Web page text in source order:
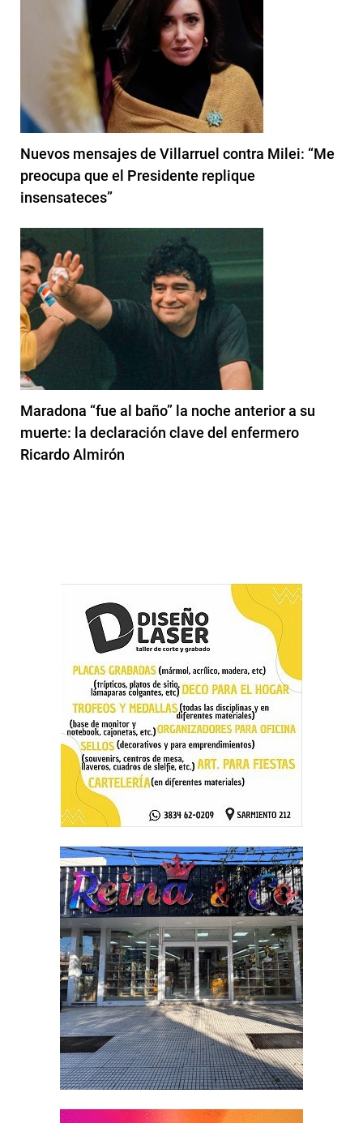
Nuevos mensajes de Villarruel contra Milei: “Me
preocupa que el Presidente replique
insensateces”
Maradona “fue al baño” la noche anterior a su
muerte: la declaración clave del enfermero
Ricardo Almirón